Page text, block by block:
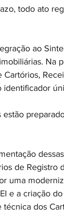
todo ato
ao
Na
identificador
de Registro
uma
e a criação
técnica dos